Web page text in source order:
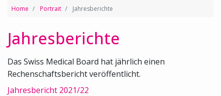
Home Portrait Jahresberichte
Jahresberichte
Das Swiss Medical Board hat jährlich einen
Rechenschaftsbericht veröffentlicht.
Jahresbericht 2021/22